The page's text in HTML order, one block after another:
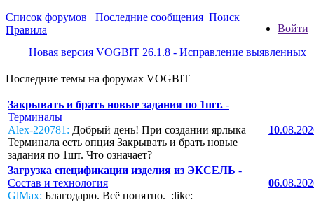
Войти
Список форумов Последние сообщения Поиск
Правила
Новая версия VOGBIT 26.1.8 - Исправление выявленных
Последние темы на форумах VOGBIT
Закрывать и брать новые задания по 1шт. -
Терминалы
Alex-220781: Добрый день! При создании ярлыка
Терминала есть опция Закрывать и брать новые
задания по 1шт. Что означает?
10
Загрузка спецификации изделия из ЭКСЕЛЬ -
Состав и технология
GlMax: Благодарю. Всё понятно. :like:
06